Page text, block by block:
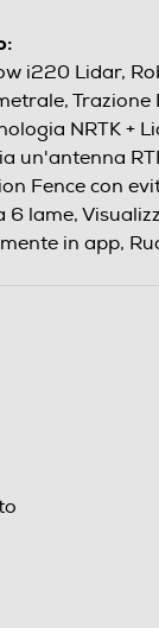
i220 Lidar,
NRTK +
un'antenna
Fence con
6 lame,
in app,